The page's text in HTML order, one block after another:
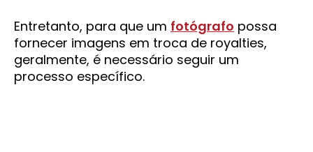
Entretanto, para que um fotógrafo possa
fornecer imagens em troca de royalties,
geralmente, é necessário seguir um
processo específico.